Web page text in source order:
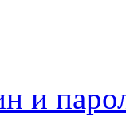
и